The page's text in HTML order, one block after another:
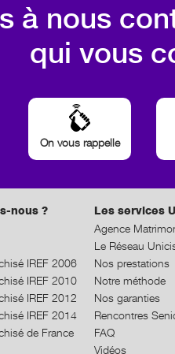
à nous
qui vous
On vous rappelle
nous ?
IREF 2006
IREF 2010
IREF 2012
IREF 2014
de France
Les services
Agence
Le Réseau
Nos prestations
Notre méthode
Nos garanties
Rencontres
FAQ
Vidéos